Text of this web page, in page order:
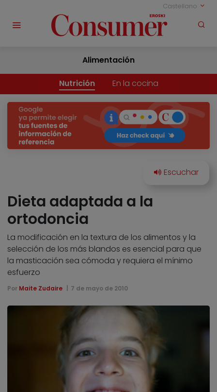
Castellano
Alimentación
Nutrición En la cocina
Dieta adaptada a la
ortodoncia
La modificación en la textura de los alimentos y la
selección de los más blandos es esencial para que
la masticación sea cómoda y requiera el mínimo
esfuerzo
Por Maite Zudaire 7 de mayo de 2010